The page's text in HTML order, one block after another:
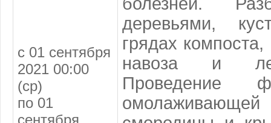
с 01 сентября
2021 00:00
(ср)
по 01
сентября
деревьями,
грядах
навоза и
Проведение